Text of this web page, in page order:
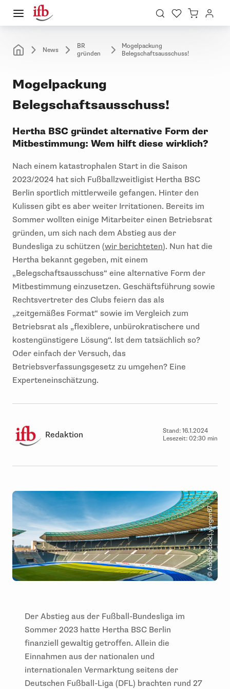
News
BR
gründen
Mogelpackung
Belegschaftsausschuss!
Mogelpackung
Belegschaftsausschuss!
Hertha BSC gründet alternative Form der
Mitbestimmung: Wem hilft diese wirklich?
Nach einem katastrophalen Start in die Saison
2023/2024 hat sich Fußballzweitligist Hertha BSC
Berlin sportlich mittlerweile gefangen. Hinter den
Kulissen gibt es aber weiter Irritationen. Bereits im
Sommer wollten einige Mitarbeiter einen Betriebsrat
gründen, um sich nach dem Abstieg aus der
Bundesliga zu schützen (wir berichteten). Nun hat die
Hertha bekannt gegeben, mit einem
„Belegschaftsausschuss“ eine alternative Form der
Mitbestimmung einzusetzen. Geschäftsführung sowie
Rechtsvertreter des Clubs feiern das als
„zeitgemäßes Format“ sowie im Vergleich zum
Betriebsrat als „flexiblere, unbürokratischere und
kostengünstigere Lösung“. Ist dem tatsächlich so?
Oder einfach der Versuch, das
Betriebsverfassungsgesetz zu umgehen? Eine
Experteneinschätzung.
Redaktion Stand: 16.1.2024
Lesezeit: 02:30 min
© AdobeStock | yorgen67
Der Abstieg aus der Fußball-Bundesliga im
Sommer 2023 hatte Hertha BSC Berlin
finanziell gewaltig getroffen. Allein die
Einnahmen aus der nationalen und
internationalen Vermarktung seitens der
Deutschen Fußball-Liga (DFL) brachten rund 27